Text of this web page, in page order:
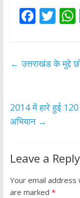
F
b
k
T
er
← उत्तराखंड के मुद्दे
2014 में हारे हुई
अभियान →
Leave a Reply
Your email address
are marked *